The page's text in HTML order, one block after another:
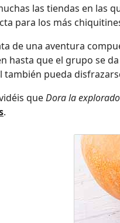
las tiendas en las
para los más
de una aventura
hasta que el grupo se
también pueda
queDora la
.